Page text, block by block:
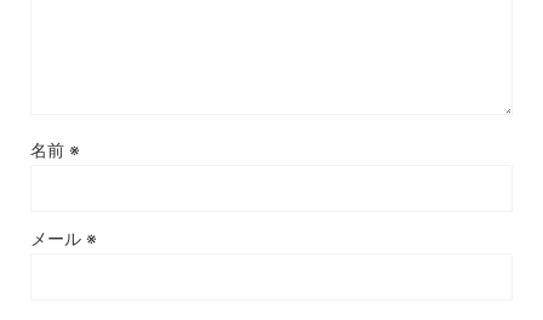
名前 ※
メール ※